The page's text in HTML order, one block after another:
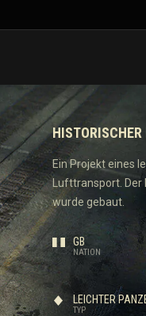
HISTORISCHER
Ein Projekt eines
Lufttransport. Der
wurde gebaut.
NATION
GB
TYP
LEICHTER